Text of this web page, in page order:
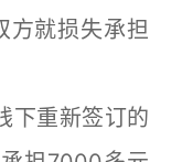
方就损失承担
重新签订的